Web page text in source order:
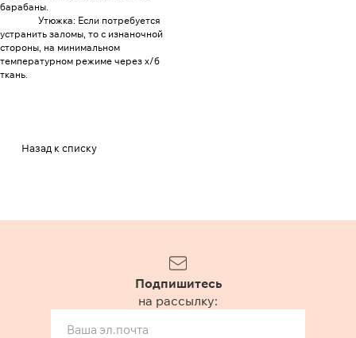
барабаны.
Утюжка: Если потребуется
устранить заломы, то с изнаночной
стороны, на минимальном
температурном режиме через х/б
ткань.
Назад к списку
Подпишитесь
на рассылку: